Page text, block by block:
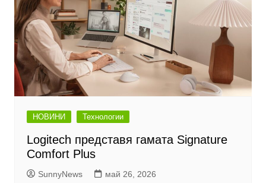
НОВИНИ Технологии
Logitech представя гамата Signature
Comfort Plus
SunnyNews май 26, 2026